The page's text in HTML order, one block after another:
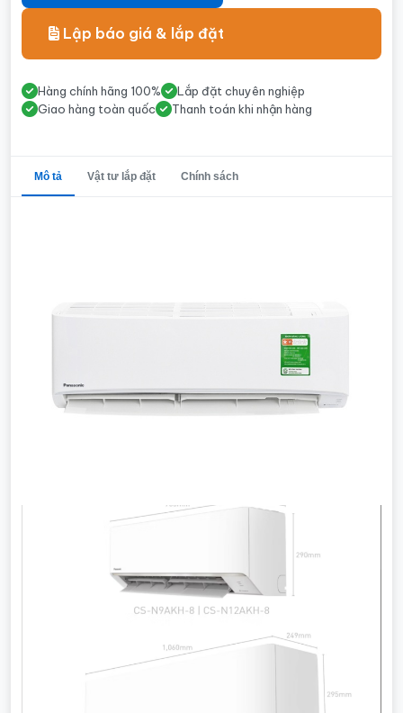
Lập báo giá & lắp đặt
Hàng chính hãng 100%
Lắp đặt chuyên nghiệp
Giao hàng toàn quốc
Thanh toán khi nhận hàng
Mô tả Vật tư lắp đặt Chính sách